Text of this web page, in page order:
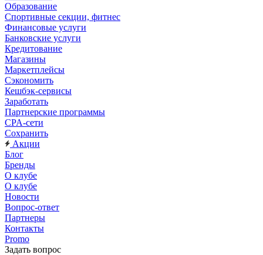
Образование
Спортивные секции, фитнес
Финансовые услуги
Банковские услуги
Кредитование
Магазины
Маркетплейсы
Сэкономить
Кешбэк-сервисы
Заработать
Партнерские программы
CPA-сети
Сохранить
Акции
Блог
Бренды
О клубе
О клубе
Новости
Вопрос-ответ
Партнеры
Контакты
Promo
Задать вопрос